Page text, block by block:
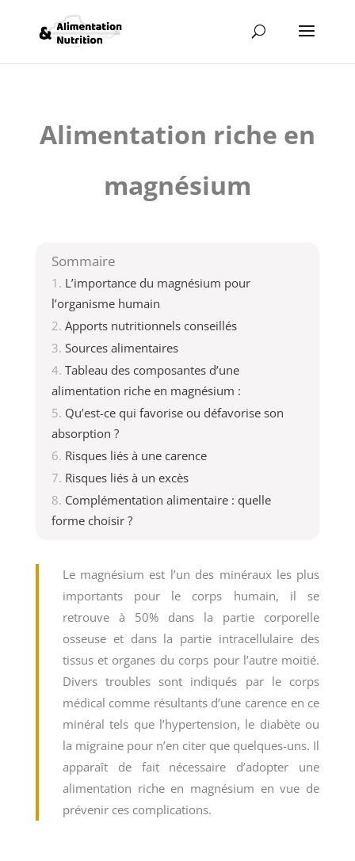
Alimentation riche en
magnésium
Sommaire
L’importance du magnésium pour
l’organisme humain
Apports nutritionnels conseillés
Sources alimentaires
Tableau des composantes d’une
alimentation riche en magnésium :
Qu’est-ce qui favorise ou défavorise son
absorption ?
Risques liés à une carence
Risques liés à un excès
Complémentation alimentaire : quelle
forme choisir ?
Le magnésium est l’un des minéraux les plus
importants pour le corps humain, il se
retrouve à 50% dans la partie corporelle
osseuse et dans la partie intracellulaire des
tissus et organes du corps pour l’autre moitié.
Divers troubles sont indiqués par le corps
médical comme résultants d’une carence en ce
minéral tels que l’hypertension, le diabète ou
la migraine pour n’en citer que quelques-uns. Il
apparaît de fait nécessaire d’adopter une
alimentation riche en magnésium en vue de
prévenir ces complications.